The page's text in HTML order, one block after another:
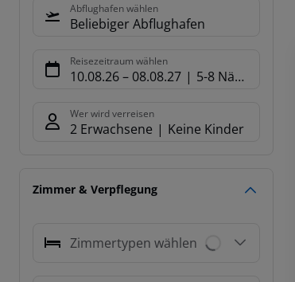
Abflughafen wählen
Beliebiger Abflughafen
Reisezeitraum wählen
10.08.26– 08.08.27 5-8 Nächte
Wer wird verreisen
2 Erwachsene Keine Kinder
Zimmer & Verpflegung
Zimmertypen wählen